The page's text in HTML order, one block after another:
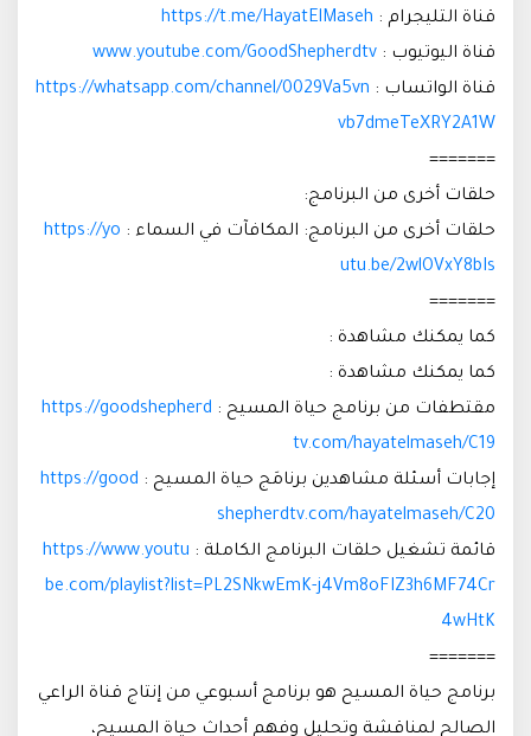
قناة التليجرام : https://t.me/HayatElMaseh
قناة اليوتيوب : www.youtube.com/GoodShepherdtv
قناة الواتساب : https://whatsapp.com/channel/0029Va5vn
vb7dmeTeXRY2A1W
=======
حلقات أخرى من البرنامج:
حلقات أخرى من البرنامج: المكافآت في السماء : https://yo
utu.be/2wlOVxY8bIs
=======
كما يمكنك مشاهدة :
كما يمكنك مشاهدة :
مقتطفات من برنامج حياة المسيح : https://goodshepherd
tv.com/hayatelmaseh/C19
إجابات أسئلة مشاهدين برنامَج حياة المسيح : https://good
shepherdtv.com/hayatelmaseh/C20
قائمة تشغيل حلقات البرنامج الكاملة : https://www.youtu
be.com/playlist?list=PL2SNkwEmK-j4Vm8oFIZ3h6MF74Cr
4wHtK
=======
برنامج حياة المسيح هو برنامج أسبوعي من إنتاج قناة الراعي
الصالح لمناقشة وتحليل وفهم أحداث حياة المسيح،